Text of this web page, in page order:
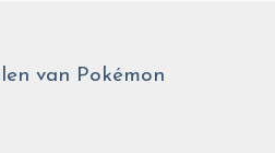
van Pokémon